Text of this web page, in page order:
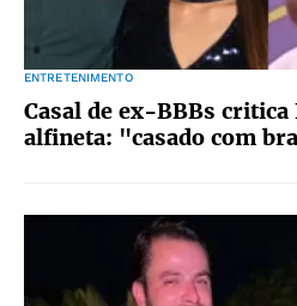
ENTRETENIMENTO
Casal de ex-BBBs critica
alfineta: "casado com